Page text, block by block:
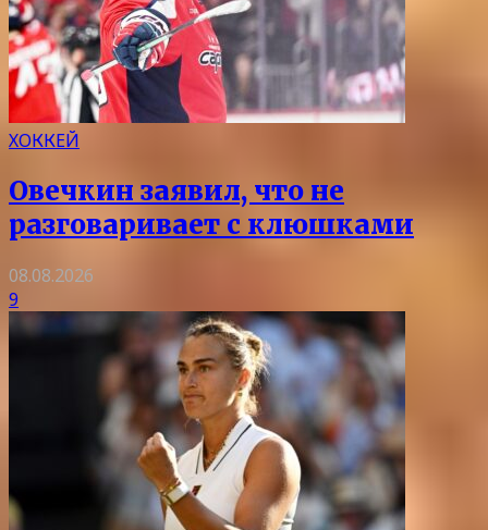
ХОККЕЙ
Овечкин заявил, что не
разговаривает с клюшками
08.08.2026
9